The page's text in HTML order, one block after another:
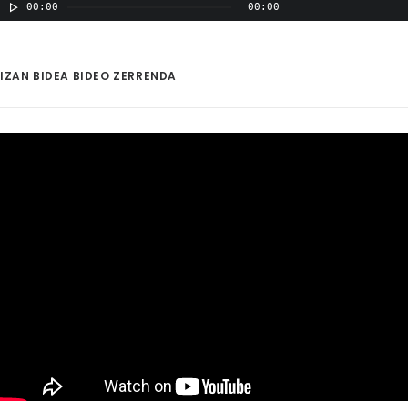
00:00 00:00
IZAN BIDEA BIDEO ZERRENDA